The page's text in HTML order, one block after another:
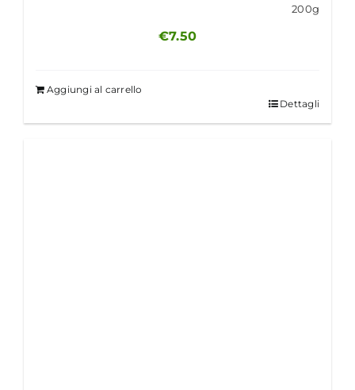
200g
€7.50
Aggiungi al carrello
Dettagli